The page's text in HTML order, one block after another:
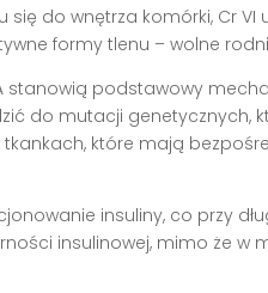
się do wnętrza komórki, Cr
formy tlenu – wolne
stanowią podstawowy
do mutacji genetycznych,
które mają
insuliny, co przy
insulinowej, mimo że w